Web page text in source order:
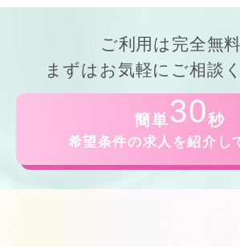
ご利用は 完全無料
まずはお気軽にご相談
簡単30秒
希望条件の求人を紹介し